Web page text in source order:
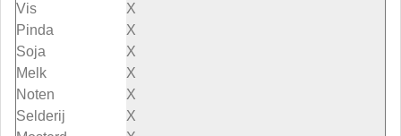
Vis
X
Pinda
X
Soja
X
Melk
X
Noten
X
Selderij
X